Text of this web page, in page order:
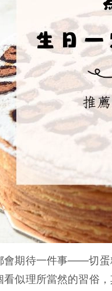
會期待一件事——切蛋
似理所當然的習俗